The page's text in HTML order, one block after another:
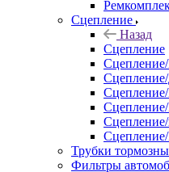
Сцепление
Назад
Сцепление
Трубки
Фильтры